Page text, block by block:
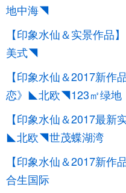
地中海◥
【印象水仙＆实景作品
美式◥
【印象水仙＆2017新作
恋》◣北欧◥123㎡绿地
【印象水仙＆2017最新
◣北欧◥世茂蝶湖湾
【印象水仙＆2017新
合生国际